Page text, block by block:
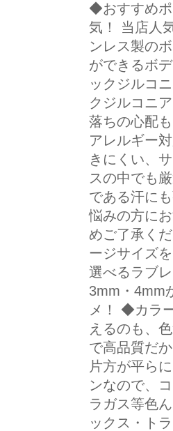
◆おすすめ
気！ 当店人
ンレス製の
ができるボ
ックジルコ
クジルコニ
落ちの心配
アレルギー
きにくい、
スの中でも
である汗に
悩みの方に
めご了承く
ージサイズ
選べるラブ
3mm・4mm
メ！ ◆カラ
えるのも、
で高品質だ
片方が平ら
ンなので、
ラガス等色
ックス・ト